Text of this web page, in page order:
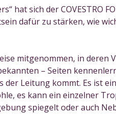
hat sich der COVESTRO
dafür zu stärken, wie
mitgenommen, in deren
– Seiten
der Leitung kommt. Es ist
es kann ein einzelner
spiegelt oder auch